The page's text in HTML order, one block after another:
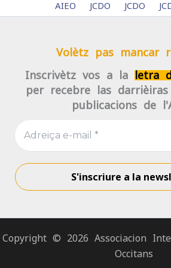
AIEO JCDO JCDO
Volètz pas mancar
Inscrivètz-vos a la
letra
per recebre las
publicacions de
Copyright © 2026 Associacion
Occitans